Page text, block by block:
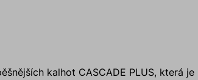
kalhot CASCADE PLUS, která je